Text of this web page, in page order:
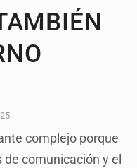
complejo porque
comunicación y el